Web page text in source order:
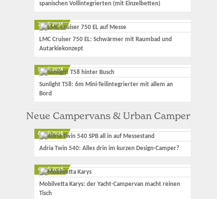
spanischen Vollintegrierten (mit Einzelbetten)
7. Juli 2026
LMC Cruiser 750 EL: Schwärmer mit Raumbad und
Autarkiekonzept
5. Juli 2026
Sunlight T58: 6m Mini-Teilintegrierter mit allem an
Bord
Neue Campervans & Urban Camper
6. Juli 2026
Adria Twin 540: Alles drin im kurzen Design-Camper?
4. Juli 2026
Mobilvetta Karys: der Yacht-Campervan macht reinen
Tisch